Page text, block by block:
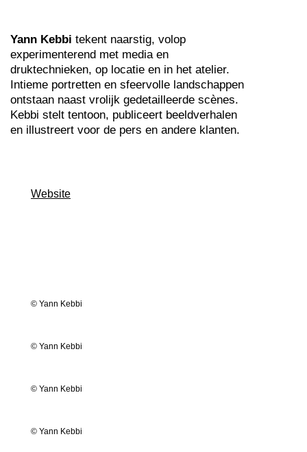
Yann Kebbi tekent naarstig, volop
experimenterend met media en
druktechnieken, op locatie en in het atelier.
Intieme portretten en sfeervolle landschappen
ontstaan naast vrolijk gedetailleerde scènes.
Kebbi stelt tentoon, publiceert beeldverhalen
en illustreert voor de pers en andere klanten.
Website
© Yann Kebbi
© Yann Kebbi
© Yann Kebbi
© Yann Kebbi